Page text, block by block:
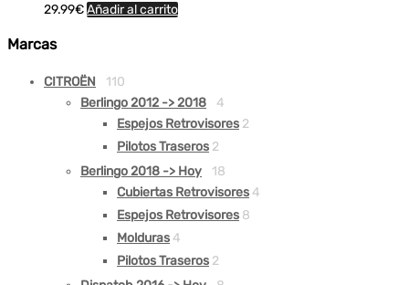
29.99€Añadir al carrito
Marcas
CITROËN
110
Berlingo 2012 -> 2018
4
Espejos Retrovisores 2
Pilotos Traseros 2
Berlingo 2018 -> Hoy
18
Cubiertas Retrovisores 4
Espejos Retrovisores 8
Molduras 4
Pilotos Traseros 2